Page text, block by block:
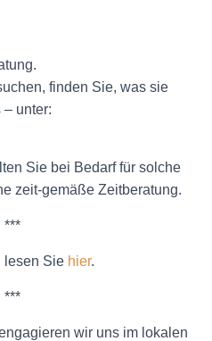
finden Sie, was sie
unter:
Sie bei Bedarf für solche
zeit-gemäße Zeitberatung.
***
lesen Sie hier.
***
wir uns im lokalen